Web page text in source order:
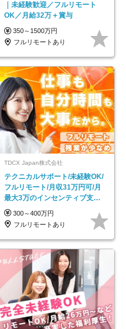
｜未経験歓迎／フルリモート
OK／月給32万＋賞与
350～1500万円
フルリモートあり
TDCX Japan株式会社
テクニカルサポート/未経験OK/
フルリモート/月収31万円可/月
最大3万のインセンティブ支給/
平均年齢33歳
300～400万円
フルリモートあり